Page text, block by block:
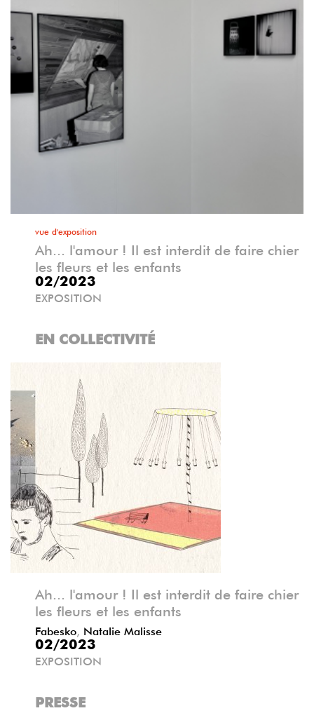
vue d'exposition
Ah... l'amour ! Il est interdit de faire chier
les fleurs et les enfants
02/2023
EXPOSITION
EN COLLECTIVITÉ
Ah... l'amour ! Il est interdit de faire chier
les fleurs et les enfants
Fabesko Natalie Malisse
02/2023
EXPOSITION
PRESSE